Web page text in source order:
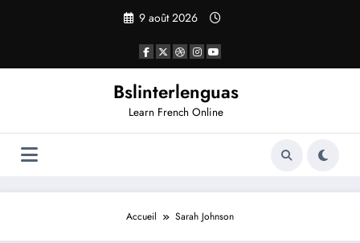
9 août 2026
Bslinterlenguas
Learn French Online
Accueil Sarah Johnson